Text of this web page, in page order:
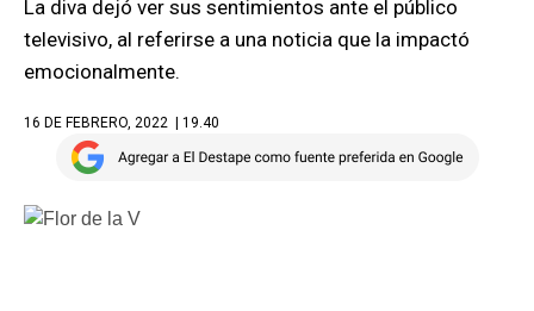
La diva dejó ver sus sentimientos ante el público
televisivo, al referirse a una noticia que la impactó
emocionalmente.
16 DE FEBRERO, 2022 | 19.40